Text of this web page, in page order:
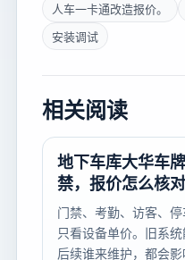
人车一卡通改造报价。
安装调试
相关阅读
地下车库大华车
禁，报价怎么核
门禁、考勤、访客、
只看设备单价。旧系
后续谁来维护，都会